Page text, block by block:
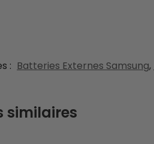
: Batteries Externes Samsung,
similaires